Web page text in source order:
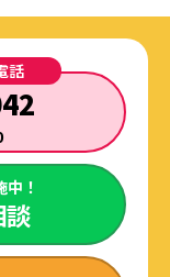
話
！
談